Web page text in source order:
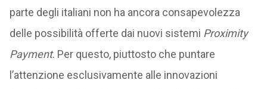
parte degli italiani non ha ancora consapevolezza
delle possibilità offerte dai nuovi sistemi Proximity
Payment. Per questo, piuttosto che puntare
l’attenzione esclusivamente alle innovazioni